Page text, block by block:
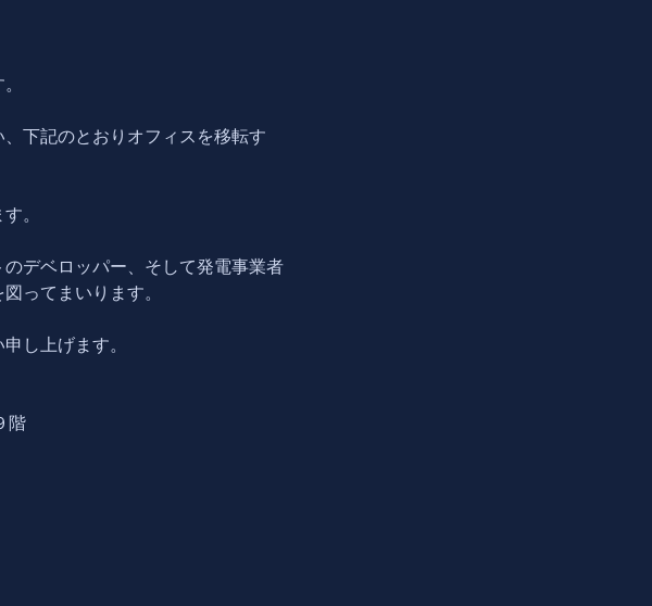
下記のとおりオフィスを移転す
。
デベロッパー、そして発電事業者
ってまいります。
し上げます。
階